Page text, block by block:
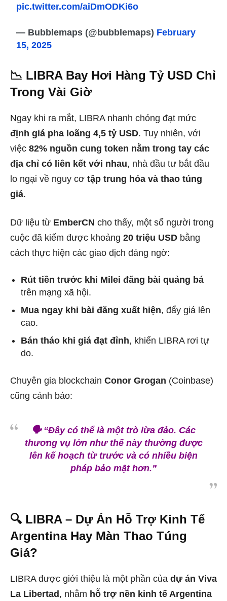
pic.twitter.com/aiDmODKi6o
— Bubblemaps (@bubblemaps) February
15, 2025
📉 LIBRA Bay Hơi Hàng Tỷ USD Chỉ
Trong Vài Giờ
Ngay khi ra mắt, LIBRA nhanh chóng đạt mức
định giá pha loãng 4,5 tỷ USD. Tuy nhiên, với
việc 82% nguồn cung token nằm trong tay các
địa chỉ có liên kết với nhau, nhà đầu tư bắt đầu
lo ngại về nguy cơ tập trung hóa và thao túng
giá.
Dữ liệu từ EmberCN cho thấy, một số người trong
cuộc đã kiếm được khoảng 20 triệu USD bằng
cách thực hiện các giao dịch đáng ngờ:
Rút tiền trước khi Milei đăng bài quảng bá
trên mạng xã hội.
Mua ngay khi bài đăng xuất hiện, đẩy giá lên
cao.
Bán tháo khi giá đạt đỉnh, khiến LIBRA rơi tự
do.
Chuyên gia blockchain Conor Grogan (Coinbase)
cũng cảnh báo:
🗣️ “Đây có thể là một trò lừa đảo. Các
thương vụ lớn như thế này thường được
lên kế hoạch từ trước và có nhiều biện
pháp bảo mật hơn.”
🔍 LIBRA – Dự Án Hỗ Trợ Kinh Tế
Argentina Hay Màn Thao Túng
Giá?
LIBRA được giới thiệu là một phần của dự án Viva
La Libertad , nhằm hỗ trợ nền kinh tế Argentina